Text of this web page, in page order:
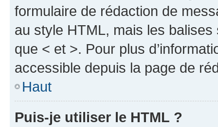
formulaire de rédaction de
au style HTML, mais les
que < et >. Pour plus
accessible depuis la page de
Haut
Puis-je utiliser le HTML ?